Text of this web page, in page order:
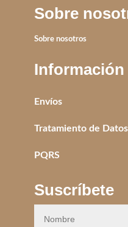
Sobre
Sobre nosotros
Información
Envíos
Tratamiento de Datos
PQRS
Suscríbete